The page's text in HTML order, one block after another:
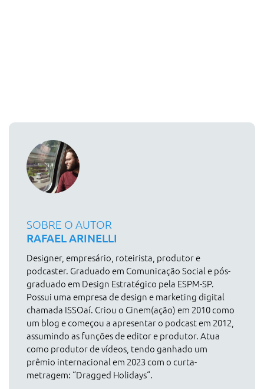
SOBRE O AUTOR
RAFAEL ARINELLI
Designer, empresário, roteirista, produtor e
podcaster. Graduado em Comunicação Social e pós-
graduado em Design Estratégico pela ESPM-SP.
Possui uma empresa de design e marketing digital
chamada ISSOaí. Criou o Cinem(ação) em 2010 como
um blog e começou a apresentar o podcast em 2012,
assumindo as funções de editor e produtor. Atua
como produtor de vídeos, tendo ganhado um
prêmio internacional em 2023 com o curta-
metragem: “Dragged Holidays“.